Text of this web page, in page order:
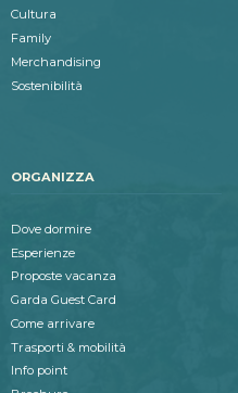
Cultura
Family
Merchandising
Sostenibilità
ORGANIZZA
Dove dormire
Esperienze
Proposte vacanza
Garda Guest Card
Come arrivare
Trasporti & mobilità
Info point